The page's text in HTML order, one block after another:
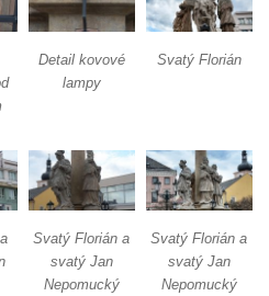
v
Hrádku
v Klášterci
v Jáchymově
Detail kovové
lampy
Svatý Florián
Svatý Florián a
svatý Jan
Nepomucký
Svatý Florián a
svatý Jan
Nepomucký